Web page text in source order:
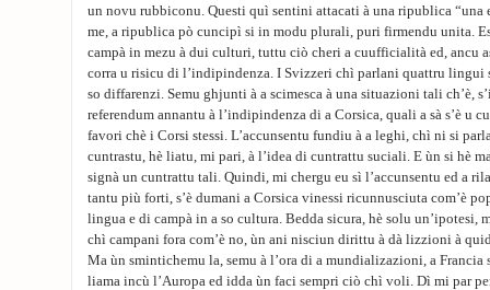
un novu rubbiconu. Questi quì sentini attacati à una ripublica
me, a ripublica pò cuncipì si in modu plurali, puri firmendu unita.
campà in mezu à dui culturi, tuttu ciò cheri a cuufficialità ed, ancu
corra u risicu di l’indipindenza. I Svizzeri chì parlani quattru lingui
so diffarenzi. Semu ghjunti à a scimesca à una situazioni tali ch’è,
referendum annantu à l’indipindenza di a Corsica, quali a sà s’è u
favori chè i Corsi stessi. L’accunsentu fundiu à a leghi, chì ni si
cuntrastu, hè liatu, mi pari, à l’idea di cuntrattu suciali. E ùn si hè
signà un cuntrattu tali. Quindi, mi chergu eu sì l’accunsentu ed a
tantu più forti, s’è dumani a Corsica vinessi ricunnusciuta com’è
lingua e di campà in a so cultura. Bedda sicura, hè solu un’ipotesi,
chì campani fora com’è no, ùn ani nisciun dirittu à dà lizzioni à
Ma ùn smintichemu la, semu à l’ora di a mundializazioni, a Francia
liama incù l’Auropa ed idda ùn faci sempri ciò chì voli. Dì mi par